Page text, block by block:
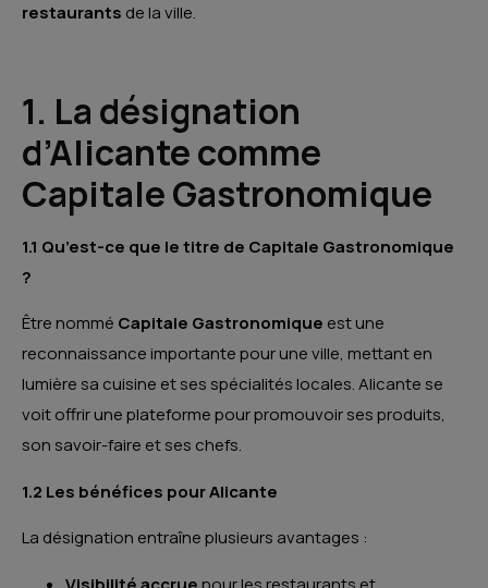
restaurants de la ville.
1. La désignation
d’Alicante comme
Capitale Gastronomique
1.1 Qu’est-ce que le titre de Capitale Gastronomique
?
Être nommé Capitale Gastronomique est une
reconnaissance importante pour une ville, mettant en
lumière sa cuisine et ses spécialités locales. Alicante se
voit offrir une plateforme pour promouvoir ses produits,
son savoir-faire et ses chefs.
1.2 Les bénéfices pour Alicante
La désignation entraîne plusieurs avantages :